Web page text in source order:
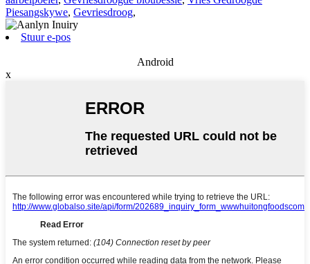
Piesangskywe, Gevriesdroog,
Stuur e-pos
Android
x